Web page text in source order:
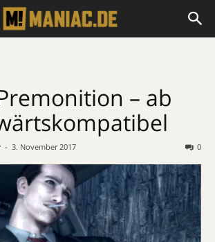
– ab
- 3. November 2017 0